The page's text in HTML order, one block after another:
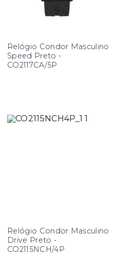
Relógio Condor Masculino
Speed Preto -
CO2117CA/5P
Relógio Condor Masculino
Drive Preto -
CO2115NCH/4P